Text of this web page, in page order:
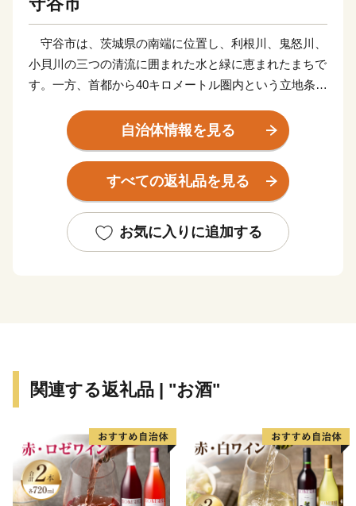
守谷市は、茨城県の南端に位置し、利根川、鬼怒川、
小貝川の三つの清流に囲まれた水と緑に恵まれたまちで
す。一方、首都から40キロメートル圏内という立地条件
した。宅地開発とともに公園や街路、上下水道など都市
基盤の整備が進み、特に下水道の普及率は、ほぼ100パ
ーセントに達し、環境にやさしいまちづくりが進んでい
からわずか32分で結ばれることになりました。そして
2008年、経済専門誌による「住みよさランキング」
これからも、市では、さらなる住みよさを目指し、都
極的に進めてまいります。先人から引き継がれてきた豊
かな自然や歴史的な財産を後世に引き継ぐとともに、福
祉の充実や教育文化などを育み、市民生活をより豊かな
ものにしていくため、郷土に愛着をお持ちの方々や本市
自治体情報を見る
すべての返礼品を見る
お気に入りに追加する
関連する返礼品 | "お酒"